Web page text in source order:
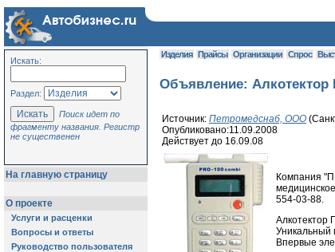
Искать:
Раздел:
Поиск идет по
фрагменту названия. Регистр
не существенен
На главную страницу
О проекте
Услуги и расценки
Вопросы и ответы
Руководство пользователя
Изделия Прайсы Организации Спрос
Объявление:
Источник: Петромедснаб, ООО
Опубликовано:11.09.2008
Действует до 16.09.08
Компания
554-03-88.
Алкотектор
Уникальный
Впервые